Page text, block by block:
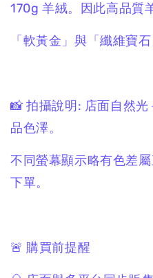
170g 羊絨。因此高品質
「軟黃金」與「纖維寶石
📸 拍攝說明: 店面自然
品色澤。
不同螢幕顯示略有色差
下單。
🚨 購買前提醒